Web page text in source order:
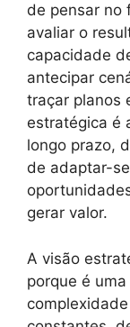
de pensar no
avaliar o
capacidade
antecipar
traçar planos
estratégica é
longo prazo,
de adaptar-
gerar valor.
A visão
porque é